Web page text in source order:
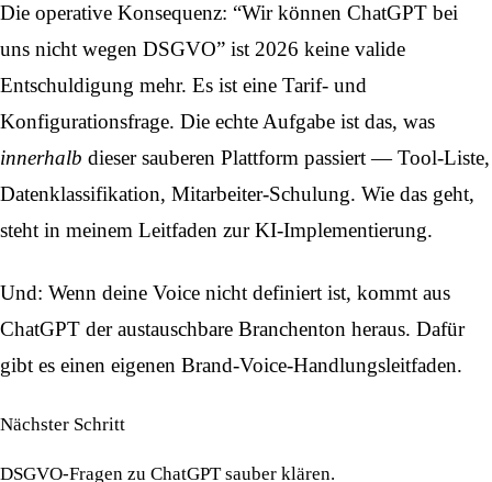
Die operative Konsequenz: “Wir können ChatGPT bei
uns nicht wegen DSGVO” ist 2026 keine valide
Entschuldigung mehr. Es ist eine Tarif- und
Konfigurationsfrage. Die echte Aufgabe ist das, was
innerhalb dieser sauberen Plattform passiert — Tool-Liste,
Datenklassifikation, Mitarbeiter-Schulung. Wie das geht,
steht in meinem Leitfaden zur KI-Implementierung.
Und: Wenn deine Voice nicht definiert ist, kommt aus
ChatGPT der austauschbare Branchenton heraus. Dafür
gibt es einen eigenen Brand-Voice-Handlungsleitfaden.
Nächster Schritt
DSGVO-Fragen zu ChatGPT sauber klären.